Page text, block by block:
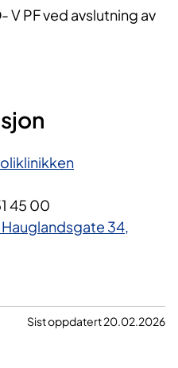
V PF ved avslutning av
45 03
45 00
34,
Sist oppdatert 20.02.2026